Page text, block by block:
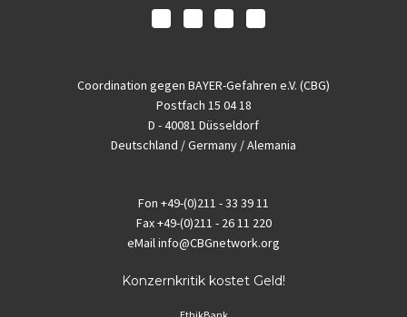
Coordination gegen BAYER-Gefahren e.V. (CBG)
Postfach 15 04 18
D - 40081 Düsseldorf
Deutschland / Germany / Alemania
Fon +49-(0)211 - 33 39 11
Fax+49-(0)211 - 26 11 220
eMailinfo@CBGnetwork.org
Konzernkritik kostet Geld!